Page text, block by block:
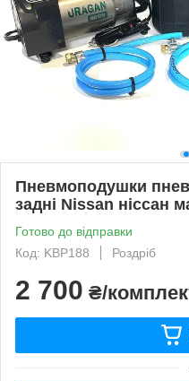
Пневмоподушки
задні Nissan ніссан
Готово до відправки
Код: KBP188
Роздріб
2 700 ₴/